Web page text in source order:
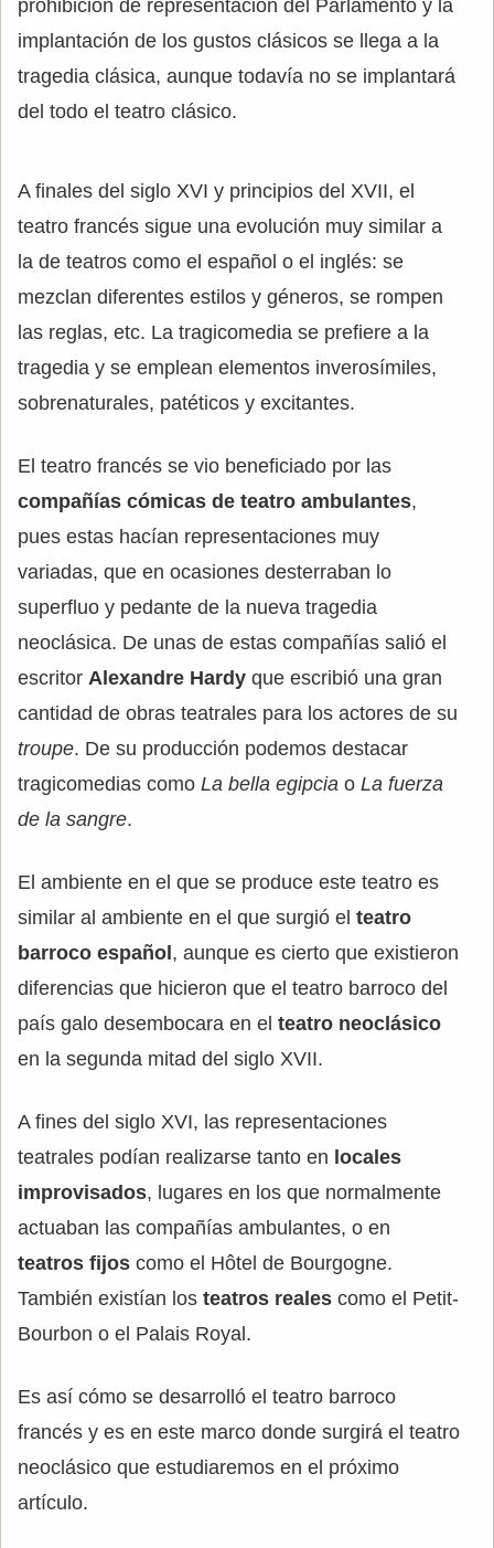
prohibición de representación del Parlamento y la
implantación de los gustos clásicos se llega a la
tragedia clásica, aunque todavía no se implantará
del todo el teatro clásico.
A finales del siglo XVI y principios del XVII, el
teatro francés sigue una evolución muy similar a
la de teatros como el español o el inglés: se
mezclan diferentes estilos y géneros, se rompen
las reglas, etc. La tragicomedia se prefiere a la
tragedia y se emplean elementos inverosímiles,
sobrenaturales, patéticos y excitantes.
El teatro francés se vio beneficiado por las
compañías cómicas de teatro ambulantes,
pues estas hacían representaciones muy
variadas, que en ocasiones desterraban lo
superfluo y pedante de la nueva tragedia
neoclásica. De unas de estas compañías salió el
escritor Alexandre Hardy que escribió una gran
cantidad de obras teatrales para los actores de su
troupe. De su producción podemos destacar
tragicomedias como La bella egipcia o La fuerza
de la sangre.
El ambiente en el que se produce este teatro es
similar al ambiente en el que surgió el teatro
barroco español, aunque es cierto que existieron
diferencias que hicieron que el teatro barroco del
país galo desembocara en el teatro neoclásico
en la segunda mitad del siglo XVII.
A fines del siglo XVI, las representaciones
teatrales podían realizarse tanto en locales
improvisados, lugares en los que normalmente
actuaban las compañías ambulantes, o en
teatros fijos como el Hôtel de Bourgogne.
También existían los teatros reales como el Petit-
Bourbon o el Palais Royal.
Es así cómo se desarrolló el teatro barroco
francés y es en este marco donde surgirá el teatro
neoclásico que estudiaremos en el próximo
artículo.